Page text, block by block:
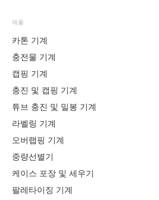
제품
카톤 기계
충전물 기계
캡핑 기계
충진 및 캡핑 기계
튜브 충진 및 밀봉 기계
라벨링 기계
오버랩핑 기계
중량선별기
케이스 포장 및 세우기
팔레타이징 기계